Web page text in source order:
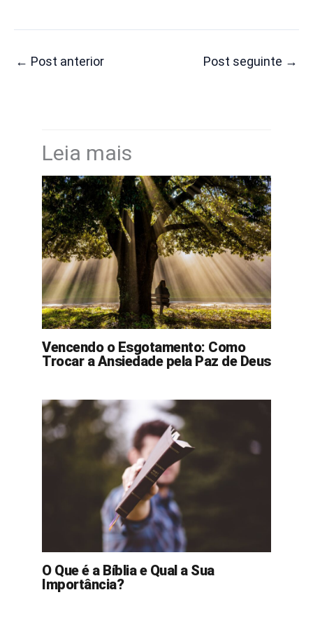
← Post anterior Post seguinte →
Leia mais
Vencendo o Esgotamento: Como
Trocar a Ansiedade pela Paz de Deus
O Que é a Bíblia e Qual a Sua
Importância?